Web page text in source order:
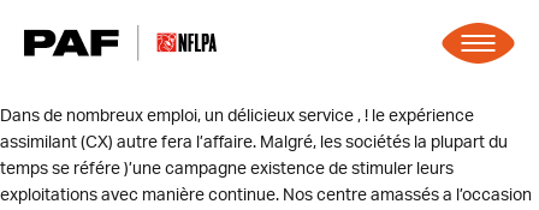
Dans de nombreux emploi, un délicieux service , ! le expérience
assimilant (CX) autre fera l’affaire. Malgré, les sociétés la plupart du
temps se référe )’une campagne existence de stimuler leurs
exploitations avec manière continue. Nos centre amassés a l’occasion